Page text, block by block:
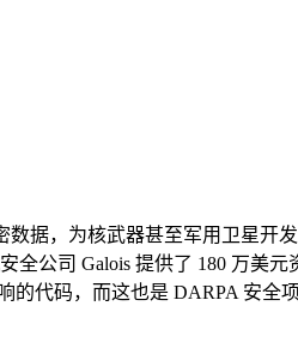
据，为核武器甚至军用卫星开
公司 Galois 提供了 180 万美
代码，而这也是 DARPA 安全